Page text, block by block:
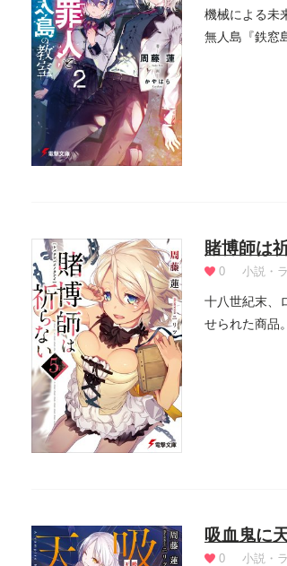
機械による未
無人島『鉄窓
賭博師は
0 小説・
十八世紀末、
せられた商品
吸血鬼に
0 小説・